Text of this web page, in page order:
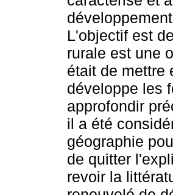
L'objectif est
rurale est une
était de mettre
développe les
approfondir
il a été
géographie
de quitter
revoir la